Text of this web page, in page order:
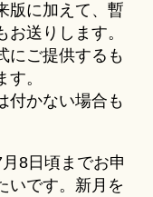
版に加えて、暫
送りします。
にご提供するも
。
付かない場合も
8日頃までお申
いです。新月を